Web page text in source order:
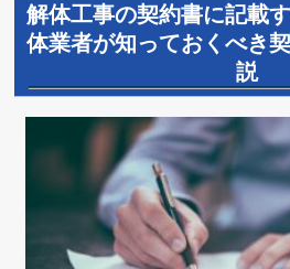
解体工事の契約書に記載
体業者が知っておくべき
説